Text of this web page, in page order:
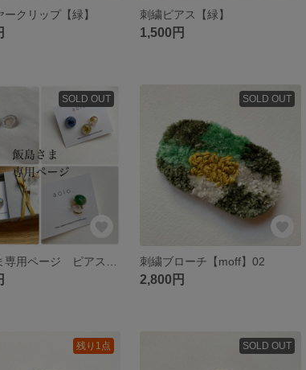
ークリップ【緑】 刺繍ピアス【緑】
1,500円
SOLD OUT SOLD OUT
刺繍ブローチ【moff】02
2,800円
残り1点 SOLD OUT